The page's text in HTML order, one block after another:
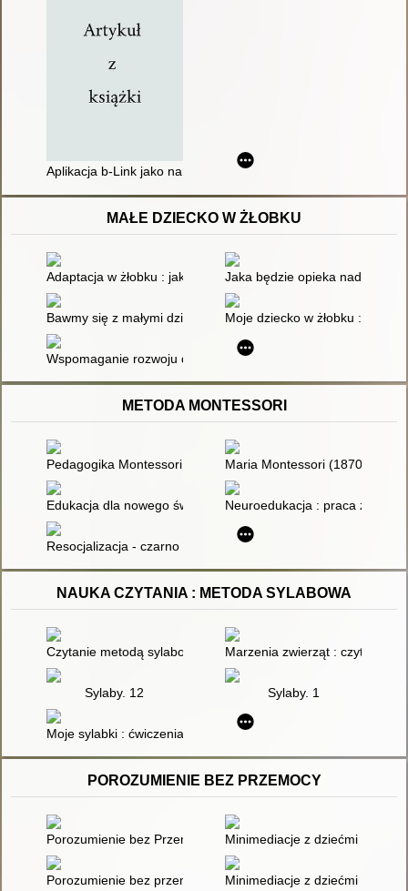
Aplikacja b-Link jako narzędzie wspomagające nauczanie
MAŁE DZIECKO W ŻŁOBKU
Adaptacja w żłobku : jak zapewnić dziecku dobry start
Jaka będzie opieka nad
Bawmy się z małymi dziećmi Moje dziecko w żłobku :
Wspomaganie rozwoju dzieci w wieku niemowlęcym i
METODA MONTESSORI
Pedagogika Montessori i moja pasja do filcowania
Maria Montessori (1870-1952)
Edukacja dla nowego świata Neuroedukacja : praca
Resocjalizacja - czarno na białym : konteksty
NAUKA CZYTANIA : METODA SYLABOWA
Czytanie metodą sylabową : karty pracy w szkole i w domu
Marzenia zwierząt : czytanie
Sylaby. 12 Sylaby. 1
Moje sylabki : ćwiczenia do nauki czytania metodą
POROZUMIENIE BEZ PRZEMOCY
Porozumienie bez Przemocy w szkoleMinimediacje z dziećmi : o
Porozumienie bez przemocy : jak je wykorzystywać w
Minimediacje z dziećmi : o